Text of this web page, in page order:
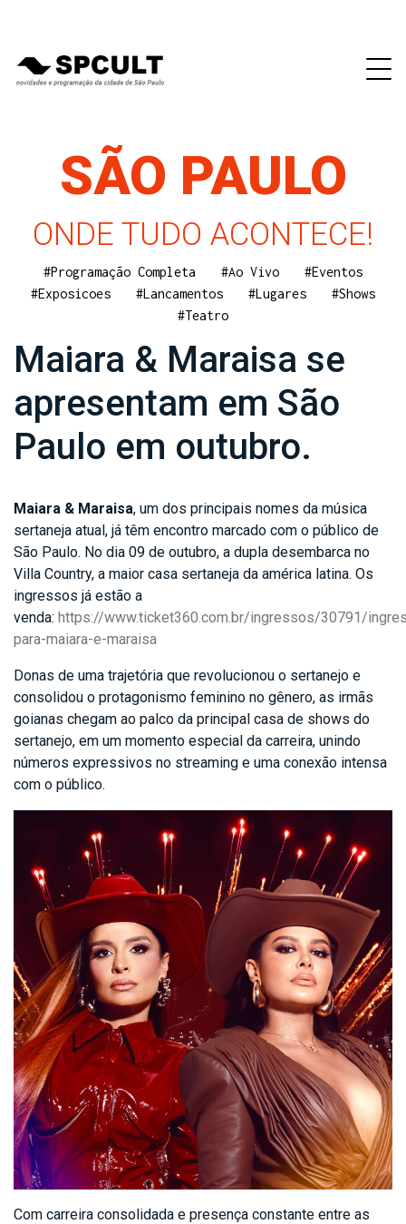
SÃO PAULO
ONDE TUDO ACONTECE!
#Programação Completa #Ao Vivo
#Eventos
#Exposicoes
#Lancamentos #Lugares
#Shows
#Teatro
Maiara & Maraisa se
apresentam em São
Paulo em outubro.
Maiara & Maraisa, um dos principais nomes da música
sertaneja atual, já têm encontro marcado com o público de
São Paulo. No dia 09 de outubro, a dupla desembarca no
Villa Country, a maior casa sertaneja da américa latina. Os
ingressos já estão a
venda: https://www.ticket360.com.br/ingressos/30791/
para-maiara-e-maraisa
Donas de uma trajetória que revolucionou o sertanejo e
consolidou o protagonismo feminino no gênero, as irmãs
goianas chegam ao palco da principal casa de shows do
sertanejo, em um momento especial da carreira, unindo
números expressivos no streaming e uma conexão intensa
com o público.
Com carreira consolidada e presença constante entre as